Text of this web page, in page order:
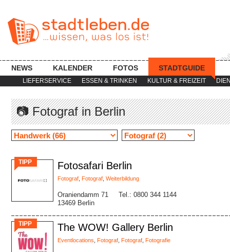
LIEFERSERVICE ESSEN & TRINKEN KULTUR & FREIZEIT
NEWS KALENDER FOTOS STADTGUIDE
📷 Fotograf in Berlin
TIPP Fotosafari Berlin
Fotograf Fotograf Weiterbildung
Oraniendamm 71
13469 Berlin
Tel.: 0800 344 1144
TIPP The WOW! Gallery Berlin
Eventlocations Fotograf Fotograf Fotografie